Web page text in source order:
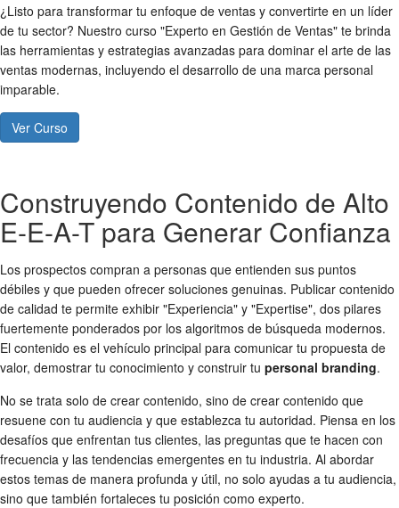
¿Listo para transformar tu enfoque de ventas y convertirte en un líder
de tu sector? Nuestro curso "Experto en Gestión de Ventas" te brinda
las herramientas y estrategias avanzadas para dominar el arte de las
ventas modernas, incluyendo el desarrollo de una marca personal
imparable.
Ver Curso
Construyendo Contenido de Alto
E-E-A-T para Generar Confianza
Los prospectos compran a personas que entienden sus puntos
débiles y que pueden ofrecer soluciones genuinas. Publicar contenido
de calidad te permite exhibir "Experiencia" y "Expertise", dos pilares
fuertemente ponderados por los algoritmos de búsqueda modernos.
El contenido es el vehículo principal para comunicar tu propuesta de
valor, demostrar tu conocimiento y construir tu personal branding.
No se trata solo de crear contenido, sino de crear contenido que
resuene con tu audiencia y que establezca tu autoridad. Piensa en los
desafíos que enfrentan tus clientes, las preguntas que te hacen con
frecuencia y las tendencias emergentes en tu industria. Al abordar
estos temas de manera profunda y útil, no solo ayudas a tu audiencia,
sino que también fortaleces tu posición como experto.